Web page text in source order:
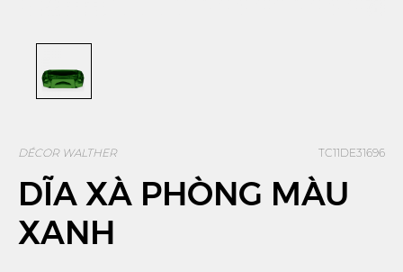
DÉCOR WALTHER TC11DE31696
DĨA XÀ PHÒNG MÀU
XANH